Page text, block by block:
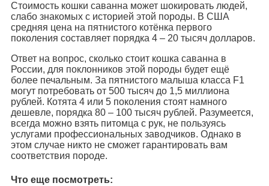
Стоимость кошки саванна может шокировать людей,
слабо знакомых с историей этой породы. В США
средняя цена на пятнистого котёнка первого
поколения составляет порядка 4 – 20 тысяч долларов.
Ответ на вопрос, сколько стоит кошка саванна в
России, для поклонников этой породы будет ещё
более печальным. За пятнистого малыша класса F1
могут потребовать от 500 тысяч до 1,5 миллиона
рублей. Котята 4 или 5 поколения стоят намного
дешевле, порядка 80 – 100 тысяч рублей. Разумеется,
всегда можно взять питомца с рук, не пользуясь
услугами профессиональных заводчиков. Однако в
этом случае никто не сможет гарантировать вам
соответствия породе.
Что еще посмотреть: